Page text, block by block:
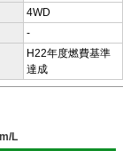
4WD
-
H22年度燃費基準
達成
L